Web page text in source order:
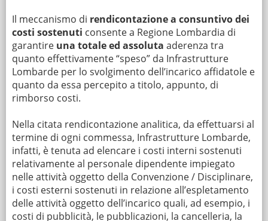
Il meccanismo di rendicontazione a consuntivo dei
costi sostenuti consente a Regione Lombardia di
garantire una totale ed assoluta aderenza tra
quanto effettivamente “speso” da Infrastrutture
Lombarde per lo svolgimento dell’incarico affidatole e
quanto da essa percepito a titolo, appunto, di
rimborso costi.
Nella citata rendicontazione analitica, da effettuarsi al
termine di ogni commessa, Infrastrutture Lombarde,
infatti, è tenuta ad elencare i costi interni sostenuti
relativamente al personale dipendente impiegato
nelle attività oggetto della Convenzione / Disciplinare,
i costi esterni sostenuti in relazione all’espletamento
delle attività oggetto dell’incarico quali, ad esempio, i
costi di pubblicità, le pubblicazioni, la cancelleria, la